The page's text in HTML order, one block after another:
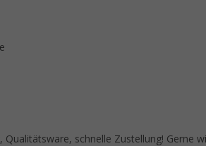
schnelle Zustellung! Gerne